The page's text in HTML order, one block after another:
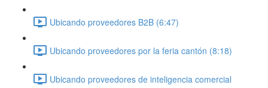
Ubicando proveedores B2B (6:47)
Ubicando proveedores por la feria cantón (8:18)
Ubicando proveedores de inteligencia comercial